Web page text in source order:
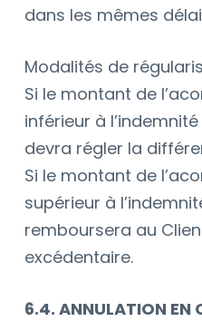
dans les mêmes
Modalités de
Si le montant de
inférieur à
devra régler la
Si le montant de
supérieur à
remboursera au
excédentaire.
6.4. ANNULATION EN